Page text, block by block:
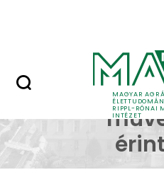
MAGYAR
RIPPL-RÓNAI
INTÉZET
A